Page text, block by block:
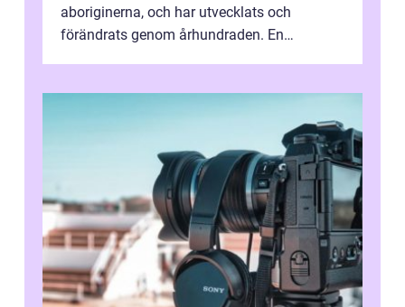
aboriginerna, och har utvecklats och
förändrats genom århundraden. En